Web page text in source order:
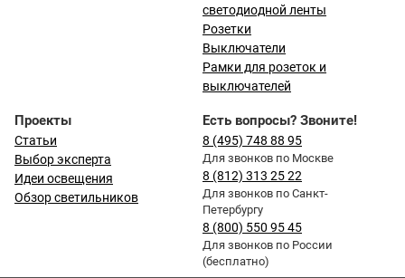
светодиодной ленты
Розетки
Выключатели
Рамки для розеток и
выключателей
Проекты
Статьи
Выбор эксперта
Идеи освещения
Обзор светильников
Есть вопросы? Звоните!
8 (495) 748 88 95
Для звонков по Москве
8 (812) 313 25 22
Для звонков по Санкт-
Петербургу
8 (800) 550 95 45
Для звонков по России
(бесплатно)